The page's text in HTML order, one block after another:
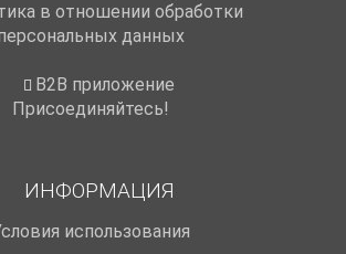
в отношении обработки
данных
B2B приложение
Присоединяйтесь!
ИНФОРМАЦИЯ
использования